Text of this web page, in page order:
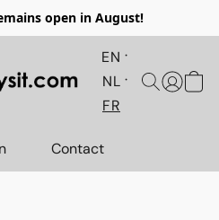
open in August!
EN
NL
FR
Contact